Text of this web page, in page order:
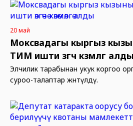
20 май
Моксвадагы кыргыз
ТИМ ишти өзгөчө көзөмөлгө алды
Элчилик тарабынан укук коргоо
суроо-талаптар жөнөтүлдү.